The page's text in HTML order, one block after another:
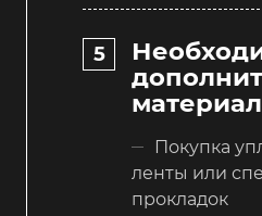
Покупка
ленты или
прокладок